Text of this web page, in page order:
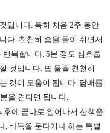
입니다. 특히 처음 2주 동안
다. 천천히 숨을 들이 쉬면서
복합니다. 5분 정도 심호흡
것입니다. 또 물을 천천히
것이 도움이 됩니다. 담배를
을 견디면 됩니다.
에 곧바로 일어나서 산책을
, 바둑을 둔다거나 하는 특별